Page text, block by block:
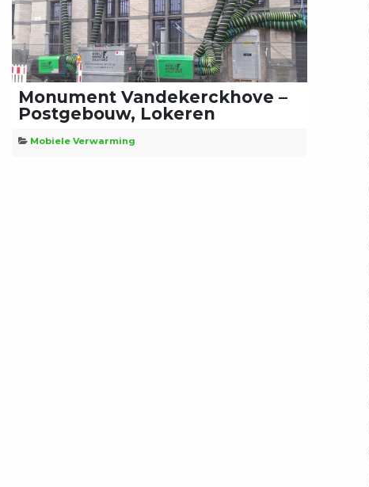
Monument Vandekerckhove –
Postgebouw, Lokeren
Mobiele Verwarming